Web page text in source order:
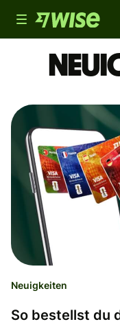
Toggle
Neuigkeiten
So bestellst du